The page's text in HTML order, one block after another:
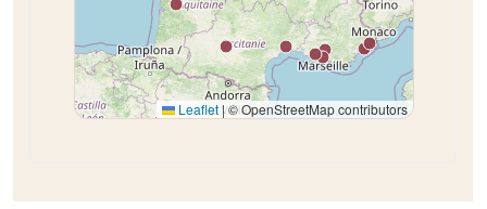
Leaflet|© OpenStreetMap contributors